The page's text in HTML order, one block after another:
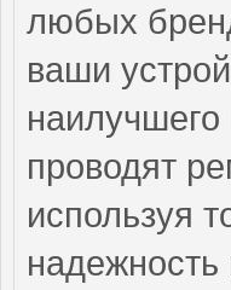
любых
ваши
проводят
используя
надежность